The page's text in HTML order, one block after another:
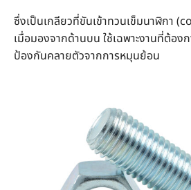
ซึ่งเป็นเกลียวที่ขันเข้าทวนเข็มนาฬิกา
เมื่อมองจากด้านบน ใช้เฉพาะงานที่ต้อง
ป้องกันคลายตัวจากการหมุนย้อน